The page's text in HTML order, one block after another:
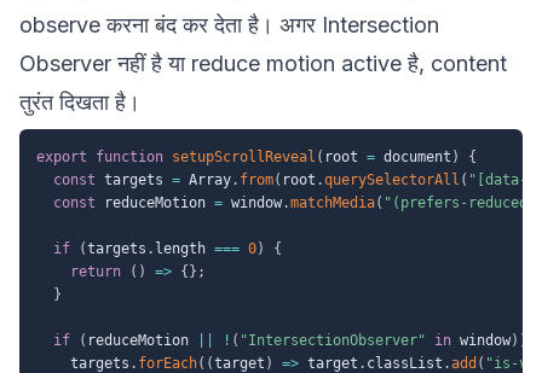
observe करना बंद कर देता है। अगर Intersection
Observer नहीं है या reduce motion active है, content
तुरंत दिखता है।
export function setupScrollReveal ( root = document )
{
const targets = Array. from( root .querySelectorAll ( "[data-
const reduceMotion = window.matchMedia( "(prefers-reduced-
if (targets . length === 0)
{
return
( ) => { } ;
}
if ( reduceMotion ! ( "IntersectionObserver" in window) )
    targets
. forEach( (target ) => target . classList .add ( "is-